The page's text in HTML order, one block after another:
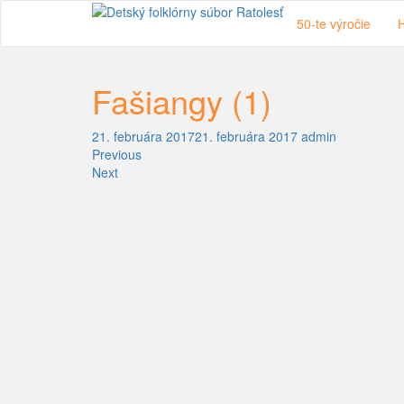
main
50-te výročie
Fašiangy (1)
21. februára 201721. februára 2017 admin
Previous
Next